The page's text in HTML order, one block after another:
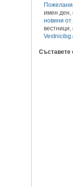
имен ден,
новини от
Съставете